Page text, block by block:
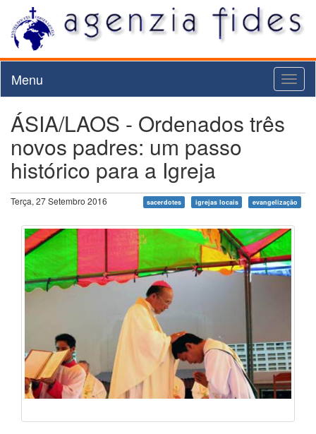
Menu
ÁSIA/LAOS - Ordenados três
novos padres: um passo
histórico para a Igreja
Terça, 27 Setembro 2016 sacerdotes igrejas locais evangelização